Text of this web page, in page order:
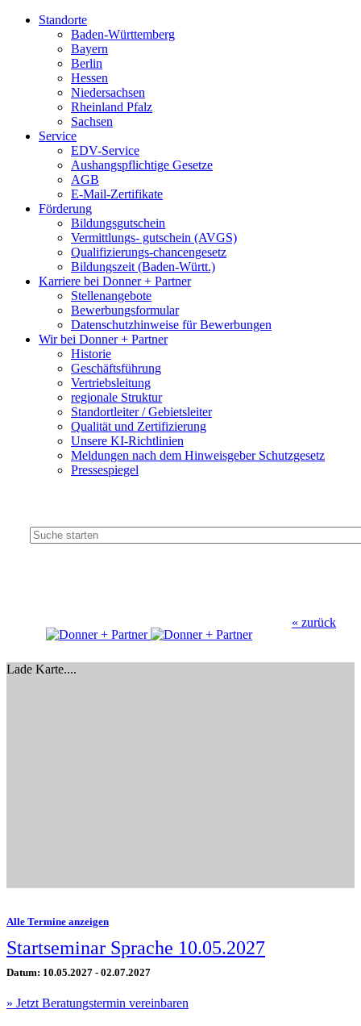
Standorte
Baden-Württemberg
Bayern
Berlin
Hessen
Niedersachsen
Rheinland Pfalz
Sachsen
Service
EDV-Service
Aushangspflichtige Gesetze
AGB
E-Mail-Zertifikate
Förderung
Bildungsgutschein
Vermittlungs- gutschein (AVGS)
Qualifizierungs-chancengesetz
Bildungszeit (Baden-Württ.)
Karriere bei Donner + Partner
Stellenangebote
Bewerbungsformular
Datenschutzhinweise für Bewerbungen
Wir bei Donner + Partner
Historie
Geschäftsführung
Vertriebsleitung
regionale Struktur
Standortleiter / Gebietsleiter
Qualität und Zertifizierung
Unsere KI-Richtlinien
Meldungen nach dem Hinweisgeber Schutzgesetz
Pressespiegel
« zurück
Lade Karte....
Alle Termine anzeigen
Startseminar Sprache 10.05.2027
Datum: 10.05.2027 - 02.07.2027
» Jetzt Beratungstermin vereinbaren